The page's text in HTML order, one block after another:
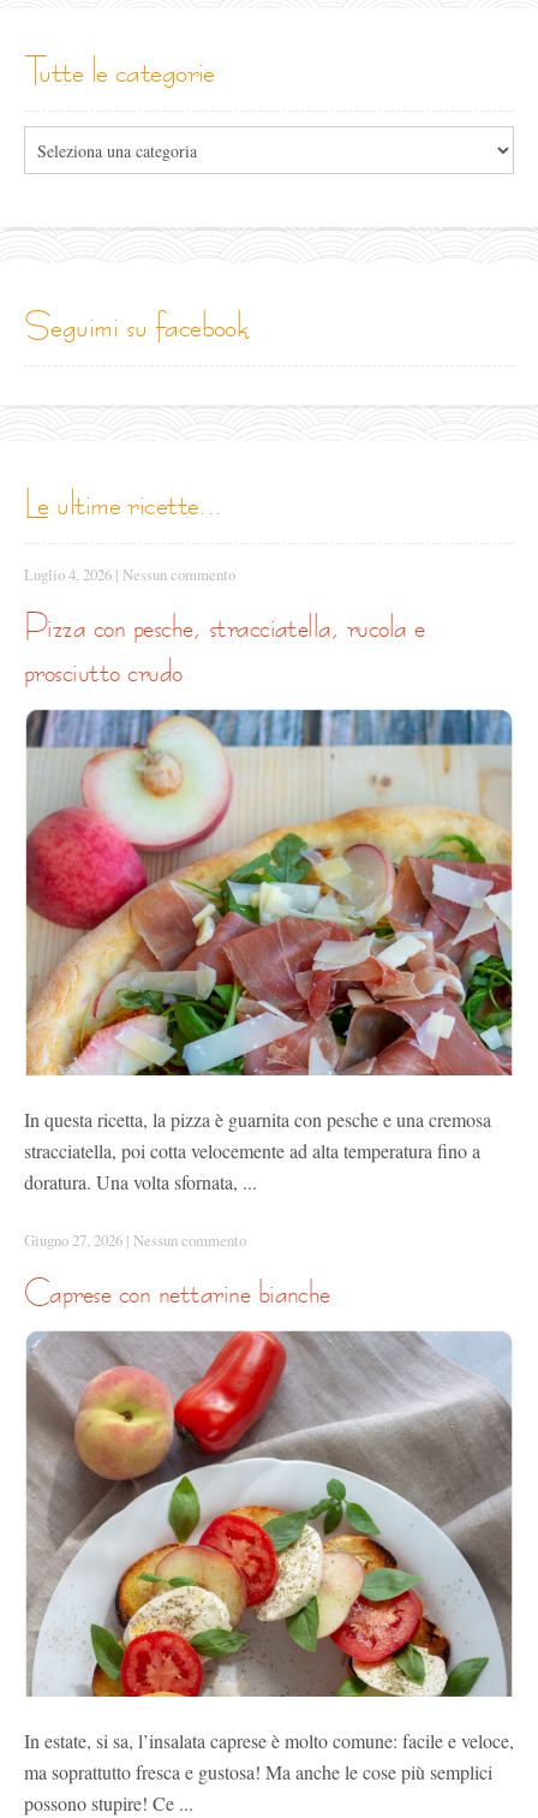
tutte le categorie
seguimi su facebook
le ultime ricette...
Luglio 4, 2026 | Nessun commento
pizza con pesche, stracciatella, rucola e
prosciutto crudo
In questa ricetta, la pizza è guarnita con pesche e una cremosa
stracciatella, poi cotta velocemente ad alta temperatura fino a
doratura. Una volta sfornata, ...
Giugno 27, 2026 | Nessun commento
caprese con nettarine bianche
In estate, si sa, l’insalata caprese è molto comune: facile e veloce,
ma soprattutto fresca e gustosa! Ma anche le cose più semplici
possono stupire! Ce ...